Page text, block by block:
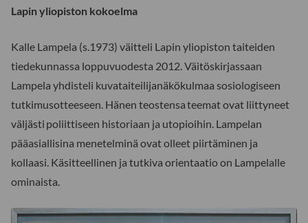
Lapin yliopiston kokoelma
Kalle Lampela (s.1973) väitteli Lapin yliopiston taiteiden
tiedekunnassa loppuvuodesta 2012. Väitöskirjassaan
Lampela yhdisteli kuvataiteilijanäkökulmaa sosiologiseen
tutkimusotteeseen. Hänen teostensa teemat ovat liittyneet
väljästi poliittiseen historiaan ja utopioihin. Lampelan
pääasiallisina menetelminä ovat olleet piirtäminen ja
kollaasi. Käsitteellinen ja tutkiva orientaatio on Lampelalle
ominaista.